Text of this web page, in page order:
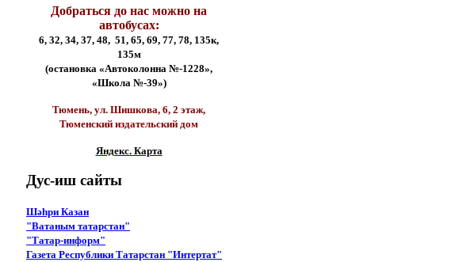
Добраться до нас можно на
автобусах:
6, 32, 34, 37, 48, 51, 65, 69, 77, 78, 135к,
135м
(остановка «Автоколонна №-1228»,
«Школа №-39»)
Тюмень, ул. Шишкова, 6, 2 этаж,
Тюменский издательский дом
Яндекс. Карта
Дус-иш сайты
Шәһри Казан
"Ватаным татарстан"
"Татар-информ"
Газета Республики Татарстан "Интертат"